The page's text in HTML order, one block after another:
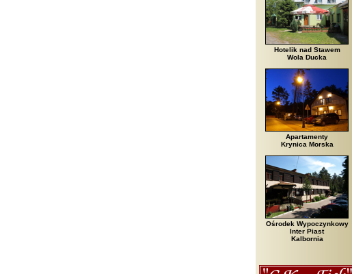
Hotelik nad Stawem
Wola Ducka
Apartamenty
Krynica Morska
Ośrodek Wypoczynkowy
Inter Piast
Kalbornia